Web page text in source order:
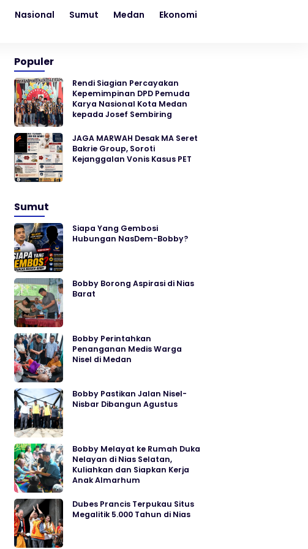
Nasional Sumut Medan Ekonomi
Populer
Rendi Siagian Percayakan
Kepemimpinan DPD Pemuda
Karya Nasional Kota Medan
kepada Josef Sembiring
JAGA MARWAH Desak MA Seret
Bakrie Group, Soroti
Kejanggalan Vonis Kasus PET
Sumut
Siapa Yang Gembosi
Hubungan NasDem-Bobby?
Bobby Borong Aspirasi di Nias
Barat
Bobby Perintahkan
Penanganan Medis Warga
Nisel di Medan
Bobby Pastikan Jalan Nisel-
Nisbar Dibangun Agustus
Bobby Melayat ke Rumah Duka
Nelayan di Nias Selatan,
Kuliahkan dan Siapkan Kerja
Anak Almarhum
Dubes Prancis Terpukau Situs
Megalitik 5.000 Tahun di Nias